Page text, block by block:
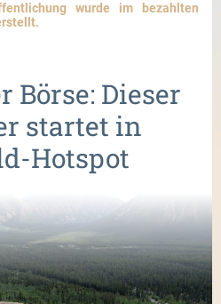
wurde im bezahlten
Börse: Dieser
startet in
Hotspot